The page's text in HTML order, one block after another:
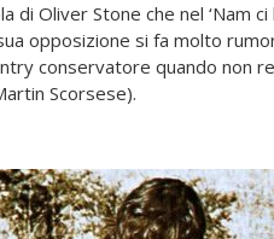
di Oliver Stone che nel ‘Nam
opposizione si fa molto
conservatore quando non
Scorsese).